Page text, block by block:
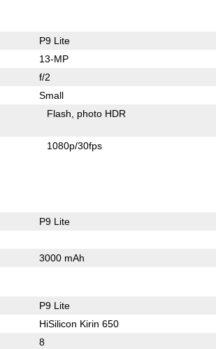
P9 Lite
13-MP
f/2
Small
Flash photo HDR
1080p/30fps
P9 Lite
3000 mAh
P9 Lite
HiSilicon Kirin 650
8